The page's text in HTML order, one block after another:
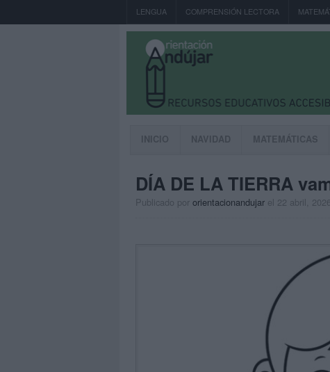
LENGUA COMPRENSIÓN LECTORA
INICIO NAVIDAD MATEMÁTICAS
DÍA DE LA TIERRA
Publicado por orientacionandujar el 22 abril, 2026